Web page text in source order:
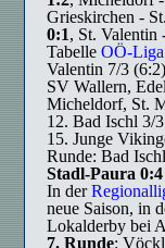
Grieskirchen -
0:1, St. Valentin
Tabelle OÖ-Liga
Valentin 7/3
SV Wallern,
Micheldorf, St.
12. Bad Ischl 3/
15. Junge
Runde: Bad
Stadl-Paura
In der
neue Saison, in
Lokalderby bei
7. Runde: